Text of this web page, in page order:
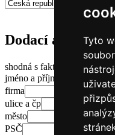
Tyto
Dodací adresa
shodná s fakturační
jméno a příjmení
firma
ulice a čp
město
PSČ